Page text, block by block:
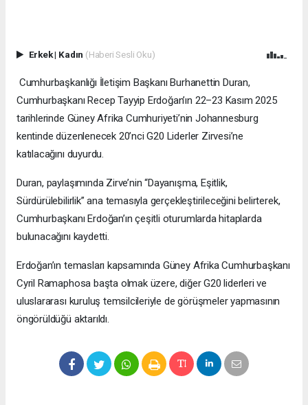
Erkek| Kadın (Haberi Sesli Oku)
Cumhurbaşkanlığı İletişim Başkanı Burhanettin Duran,
Cumhurbaşkanı Recep Tayyip Erdoğan’ın 22–23 Kasım 2025
tarihlerinde Güney Afrika Cumhuriyeti’nin Johannesburg
kentinde düzenlenecek 20’nci G20 Liderler Zirvesi’ne
katılacağını duyurdu.
Duran, paylaşımında Zirve’nin “Dayanışma, Eşitlik,
Sürdürülebilirlik” ana temasıyla gerçekleştirileceğini belirterek,
Cumhurbaşkanı Erdoğan’ın çeşitli oturumlarda hitaplarda
bulunacağını kaydetti.
Erdoğan’ın temasları kapsamında Güney Afrika Cumhurbaşkanı
Cyril Ramaphosa başta olmak üzere, diğer G20 liderleri ve
uluslararası kuruluş temsilcileriyle de görüşmeler yapmasının
öngörüldüğü aktarıldı.